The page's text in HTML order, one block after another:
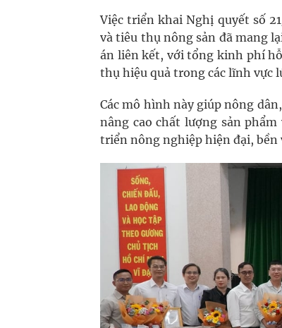
Việc triển khai Nghị quyết số
và tiêu thụ nông sản đã mang
án liên kết, với tổng kinh phí
thụ hiệu quả trong các lĩnh vực
Các mô hình này giúp nông
nâng cao chất lượng sản
triển nông nghiệp hiện đại, bền